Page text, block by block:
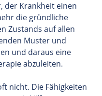
der Krankheit einen
die gründliche
Zustands auf allen
Muster und
und daraus eine
abzuleiten.
nicht. Die Fähigkeiten